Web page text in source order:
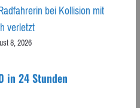
bei Kollision mit
verletzt
8, 2026
in 24 Stunden